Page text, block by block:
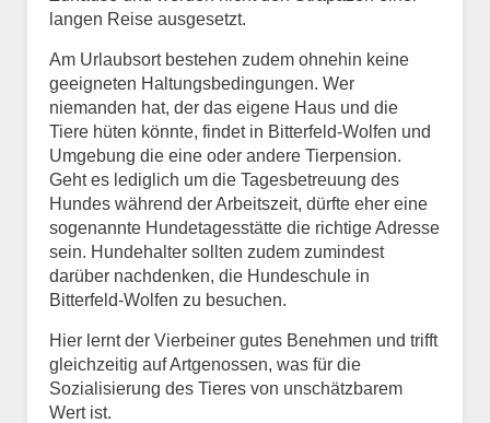
langen Reise ausgesetzt.
Am Urlaubsort bestehen zudem ohnehin keine
geeigneten Haltungsbedingungen. Wer
niemanden hat, der das eigene Haus und die
Tiere hüten könnte, findet in Bitterfeld-Wolfen und
Umgebung die eine oder andere Tierpension.
Geht es lediglich um die Tagesbetreuung des
Hundes während der Arbeitszeit, dürfte eher eine
sogenannte Hundetagesstätte die richtige Adresse
sein. Hundehalter sollten zudem zumindest
darüber nachdenken, die Hundeschule in
Bitterfeld-Wolfen zu besuchen.
Hier lernt der Vierbeiner gutes Benehmen und trifft
gleichzeitig auf Artgenossen, was für die
Sozialisierung des Tieres von unschätzbarem
Wert ist.